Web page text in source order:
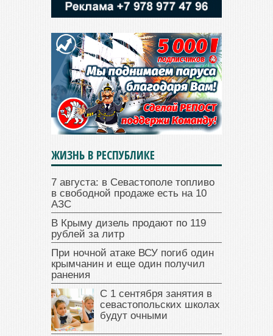
ЖИЗНЬ В РЕСПУБЛИКЕ
7 августа: в Севастополе топливо
в свободной продаже есть на 10
АЗС
В Крыму дизель продают по 119
рублей за литр
При ночной атаке ВСУ погиб один
крымчанин и еще один получил
ранения
С 1 сентября занятия в
севастопольских школах
будут очными